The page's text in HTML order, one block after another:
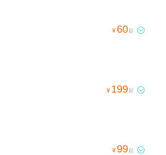
¥ 60起 
¥ 199起 
¥ 99起 